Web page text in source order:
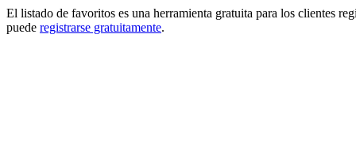
El listado de favoritos es una herramienta gratuita para los clientes
puede registrarse gratuitamente.